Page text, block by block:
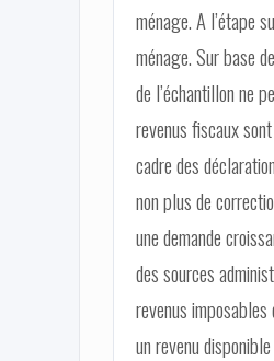
ménage. A l’étape
ménage. Sur base
de l’échantillon ne
revenus fiscaux
cadre des
non plus de
une demande
des sources
revenus
un revenu